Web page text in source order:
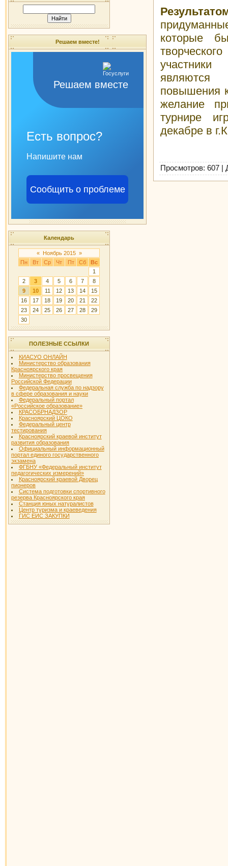
Решаем вместе!
Решаем вместе
Есть вопрос?
Напишите нам
Сообщить о проблеме
Календарь
« Ноябрь 2015 »
Пн
Вт Ср Чт Пт Сб
Вс
1
2
3 4 5 6 7
8
9
10 11 12 13 14
15
16
17 18 19 20 21
22
23
24 25 26 27 28
29
30
ПОЛЕЗНЫЕ ССЫЛКИ
КИАСУО ОНЛАЙН
Министерство образования
Красноярского края
Министерство просвещения
Российской Федерации
Федеральная служба по надзору
в сфере образования и науки
Федеральный портал
«Российское образование»
КРАСОБРНАДЗОР
Красноярский ЦОКО
Федеральный центр
тестирования
Красноярский краевой институт
развития образования
Официальный информационный
портал единого государственного
экзамена
ФГБНУ «Федеральный институт
педагогических измерений»
Красноярский краевой Дворец
пионеров
Система подготовки спортивного
резерва Красноярского края
Станция юных натуралистов
Центр туризма и краеведения
ГИС ЕИС ЗАКУПКИ
которые
повышения
желание
турнире
декабре в
Просмотров: 607 |